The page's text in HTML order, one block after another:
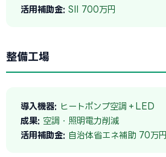
活用補助金: SII 700万円
整備工場
導入機器: ヒートポンプ空調＋LED
成果: 空調・照明電力削減
活用補助金: 自治体省エネ補助 70万円